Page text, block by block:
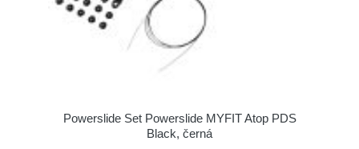
Powerslide Set Powerslide MYFIT Atop PDS
Black, černá